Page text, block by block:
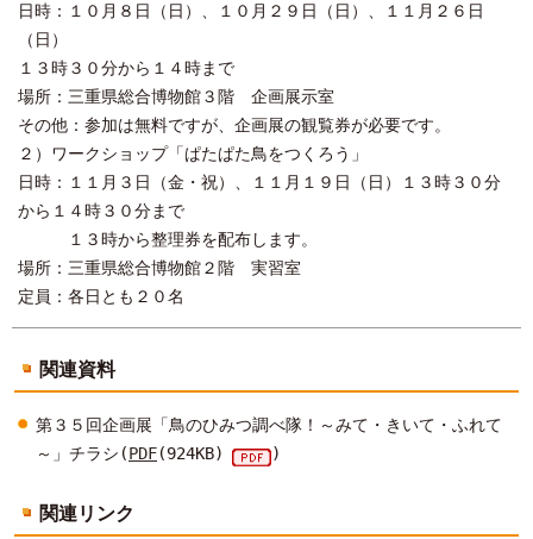
日時：１０月８日（日）、１０月２９日（日）、１１月２６日
（日）
１３時３０分から１４時まで
場所：三重県総合博物館３階 企画展示室
その他：参加は無料ですが、企画展の観覧券が必要です。
２）ワークショップ「ぱたぱた鳥をつくろう」
日時：１１月３日（金・祝）、１１月１９日（日）１３時３０分
から１４時３０分まで
１３時から整理券を配布します。
場所：三重県総合博物館２階 実習室
定員：各日とも２０名
関連資料
第３５回企画展「鳥のひみつ調べ隊！～みて・きいて・ふれて
～」チラシ(PDF(924KB) )
関連リンク